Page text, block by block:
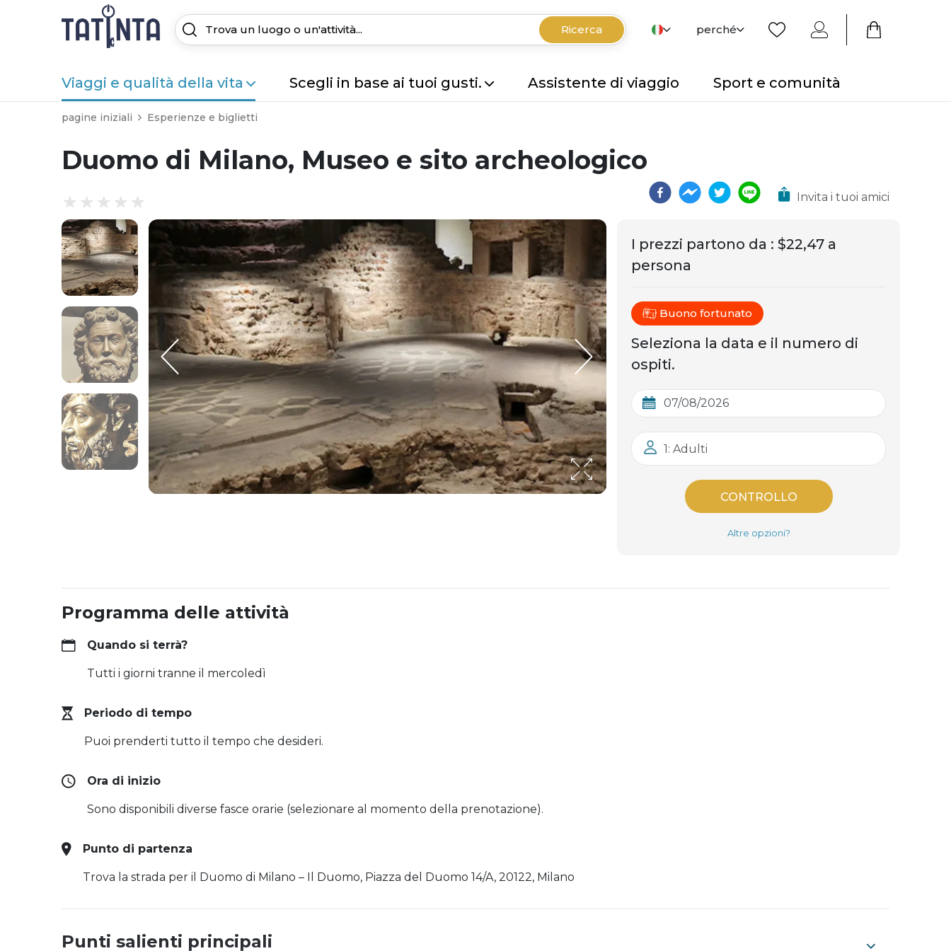
Ricerca perché
Viaggi e qualità della vita Scegli in base ai tuoi gusti. Assistente di viaggio Sport e comunità
pagine iniziali Esperienze e biglietti
Duomo di Milano, Museo e sito archeologico
Invita i tuoi amici
I prezzi partono da : $22,47 a
persona
Buono fortunato
Seleziona la data e il numero di
ospiti.
1: Adulti
CONTROLLO
Altre opzioni?
Programma delle attività
Quando si terrà?
Tutti i giorni tranne il mercoledì
Periodo di tempo
Puoi prenderti tutto il tempo che desideri.
Ora di inizio
Sono disponibili diverse fasce orarie (selezionare al momento della prenotazione).
Punto di partenza
Trova la strada per il Duomo di Milano – Il Duomo, Piazza del Duomo 14/A, 20122, Milano
Punti salienti principali